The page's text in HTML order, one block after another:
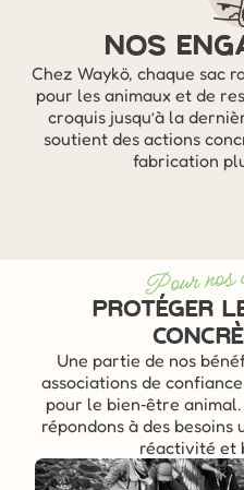
Croq'Plouf
Nos
Nos
Chez Waykö, chaque sac
pour les animaux et de
croquis jusqu’à la
soutient des actions
fabrication
Pour nos
Protéger
Une partie de nos
associations de
pour le bien‑être
répondons à des
réactivité et